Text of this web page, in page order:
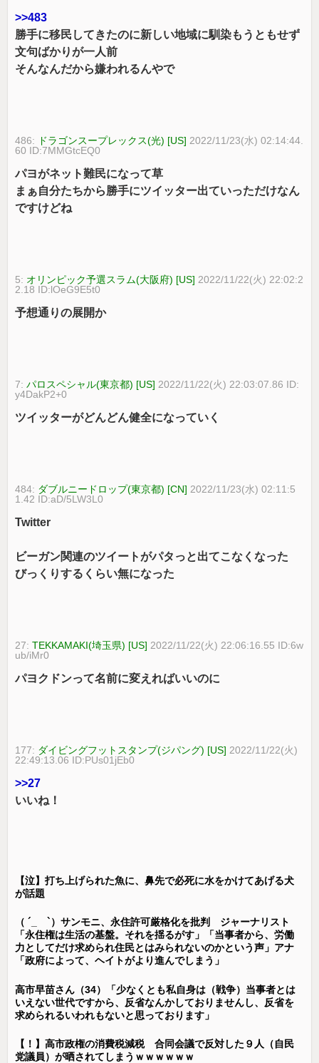
>>483
勝手に移民してきたのに新しい地域に馴染もうともせず
文句ばかりが一人前
そんなんだから嫌われるんやで
486: ドラゴンスープレックス(光) [US] 2022/11/23(水) 02:14:44.
60 ID:7MMGtcEQ0
パヨがネット難民になって草
まぁ自分たちから勝手にツイッター出ていっただけなん
ですけどね
5: オリンピック予選スラム(大阪府) [US] 2022/11/22(火) 22:02:2
2.18 ID:lOeG9E5t0
予想通りの展開か
7:パロスペシャル(東京都) [US] 2022/11/22(火) 22:03:07.86 ID:
y4DakP2+0
ツイッターがどんどん健全になっていく
484: ダブルニードロップ(東京都) [CN] 2022/11/23(水) 02:11:5
1.42 ID:aD/5LW3L0
Twitter
ビーガン関連のツイートがパタっと出てこなくなった
びっくりするくらい無になった
27:TEKKAMAKI(埼玉県) [US] 2022/11/22(火) 22:06:16.55 ID:6w
ub/iMr0
パヨクドンって名前に変えればいいのに
177: ダイビングフットスタンプ(ジパング) [US] 2022/11/22(火)
22:49:13.06 ID:PUs01jEb0
>>27
いいね！
【泣】打ち上げられた魚に、鼻先で必死に水をかけてあげる犬
が話題
（ ´_ゝ`）サンモニ、永住許可厳格化を批判 ジャーナリスト
「永住権は生活の基盤。それを揺るがす」「当事者から、労働
力としてだけ求められ住民とはみられないのかという声」アナ
「政府によって、ヘイトがより進んでしまう」
高市早苗さん（34）「少なくとも私自身は（戦争）当事者とは
いえない世代ですから、反省なんかしておりませんし、反省を
求められるいわれもないと思っております」
【！】高市政権の消費税減税 合同会議で反対した９人（自民
党議員）が晒されてしまうｗｗｗｗｗｗ